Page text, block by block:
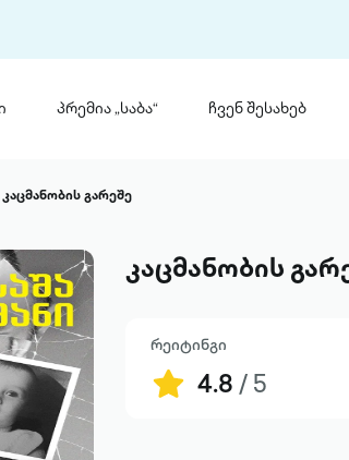
პრემია „საბა“
ლიტერატურული პრემია „საბა“
წესდება
საკონკურსო განაცხადი
ჩვენ შესახებ
კაცმანობის გარეშე
კაცმანობის
რეიტინგი
4.8/ 5